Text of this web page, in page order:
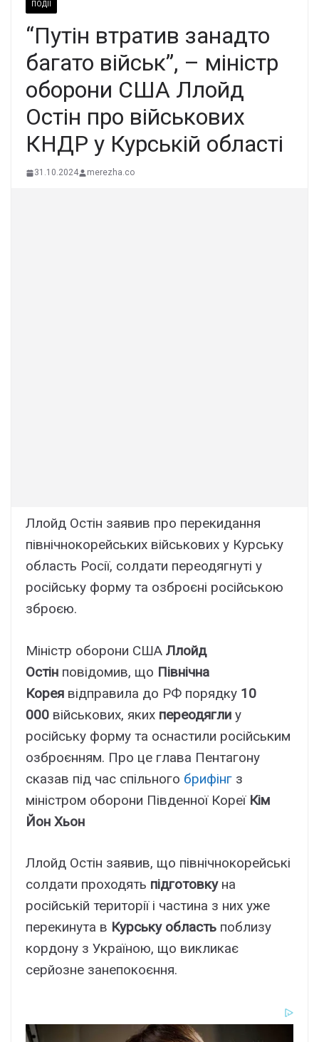
ПОДІЇ
“Путін втратив занадто
багато військ”, – міністр
оборони США Ллойд
Остін про військових
КНДР у Курській області
31.10.2024 merezha.co
Ллойд Остін заявив про перекидання
північнокорейських військових у Курську
область Росії, солдати переодягнуті у
російську форму та озброєні російською
зброєю.
Міністр оборони США Ллойд
Остін повідомив, що Північна
Корея відправила до РФ порядку 10
000 військових, яких переодягли у
російську форму та оснастили російським
озброєнням. Про це глава Пентагону
сказав під час спільного брифінг з
міністром оборони Південної Кореї Кім
Йон Хьон
Ллойд Остін заявив, що північнокорейські
солдати проходять підготовкуна
російській території і частина з них уже
перекинута в Курську область поблизу
кордону з Україною, що викликає
серйозне занепокоєння.